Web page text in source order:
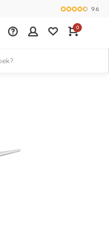
Grootste
9.6
0